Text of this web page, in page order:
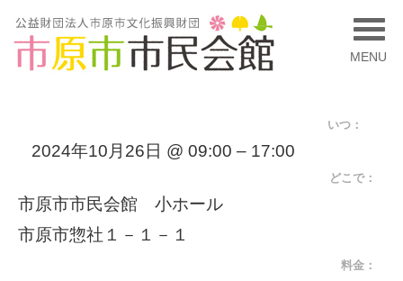
MENU
いつ：
2024年10月26日 @ 09:00 – 17:00
どこで：
市原市市民会館 小ホール
市原市惣社１－１－１
料金：